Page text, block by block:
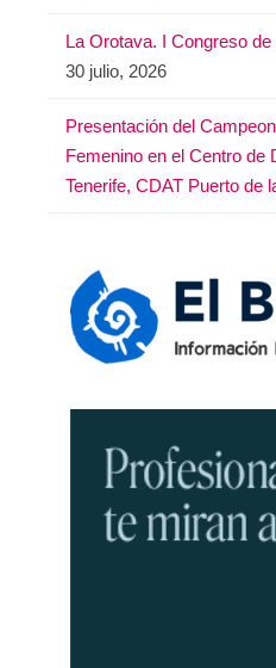
La Orotava. I Congreso
30 julio, 2026
Presentación del
Femenino en el Centro de
Tenerife, CDAT Puerto de